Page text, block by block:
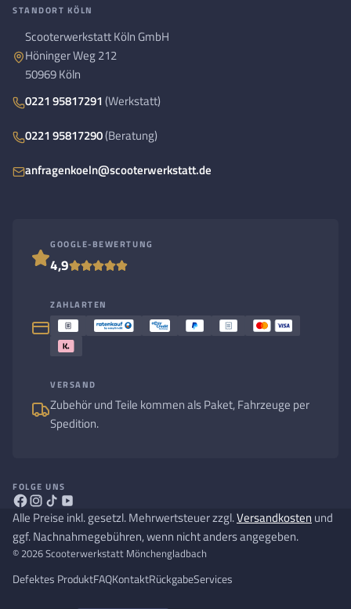
STANDORT KÖLN
Scooterwerkstatt Köln GmbH
Höninger Weg 212
50969 Köln
0221 95817291 (Werkstatt)
0221 95817290(Beratung)
anfragenkoeln@scooterwerkstatt.de
GOOGLE-BEWERTUNG
4,9
ZAHLARTEN
VERSAND
Zubehör und Teile kommen als Paket, Fahrzeuge per
Spedition.
FOLGE UNS
Alle Preise inkl. gesetzl. Mehrwertsteuer zzgl.Versandkosten und
ggf. Nachnahmegebühren, wenn nicht anders angegeben.
© 2026 Scooterwerkstatt Mönchengladbach
Defektes ProduktFAQKontaktRückgabeServices